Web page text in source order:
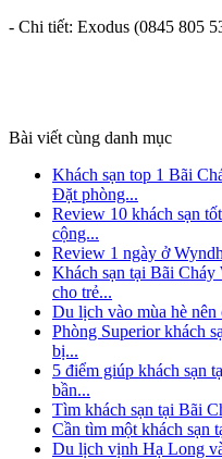
- Chi tiết: Exodus (0845 805
Bài viết cùng danh mục
Khách sạn top 1 Bãi
Đặt phòng...
Review 10 khách sạn
cộng...
Review 1 ngày ở
Khách sạn tại Bãi Cháy
cho trẻ...
Du lịch vào mùa hè nên
Phòng Superior khách
bị...
5 điểm giúp khách sạn
bần...
Tìm khách sạn tại Bãi
Cần tìm một khách sạn
Du lịch vịnh Hạ Long